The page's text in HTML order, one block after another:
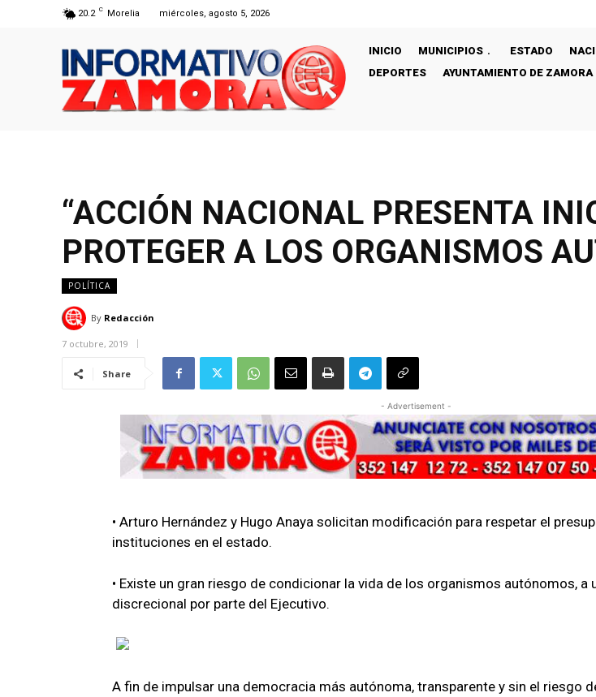
20.2 C Morelia miércoles, agosto 5, 2026
INICIO MUNICIPIOS ESTADO
DEPORTES
AYUNTAMIENTO DE ZAMORA
“ACCIÓN NACIONAL PRESENTA
PROTEGER A LOS ORGANISMOS
POLÍTICA
By Redacción
7 octubre, 2019
Share
- Advertisement -
• Arturo Hernández y Hugo Anaya solicitan modificación para respetar el
instituciones en el estado.
• Existe un gran riesgo de condicionar la vida de los organismos autónomos, a
discrecional por parte del Ejecutivo.
A fin de impulsar una democracia más autónoma, transparente y sin el riesgo